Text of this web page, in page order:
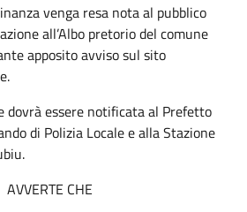
venga resa nota al pubblico
all’Albo pretorio del comune
apposito avviso sul sito
dovrà essere notificata al Prefetto
di Polizia Locale e alla Stazione
AVVERTE CHE